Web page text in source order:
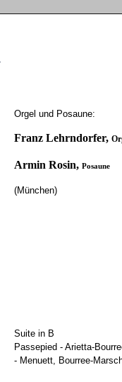
Orgel und Posaune:
Franz Lehrndorfer,
Armin Rosin, Posaune
(München)
Suite in B
Passepied - Arietta-
- Menuett, Bourree-